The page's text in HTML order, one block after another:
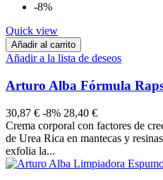
-8%
Quick view
Añadir al carrito
Añadir a la lista de deseos
Arturo Alba Fórmula
30,87 € -8% 28,40 €
Crema corporal con factores de
de Urea Rica en mantecas y
exfolia la...